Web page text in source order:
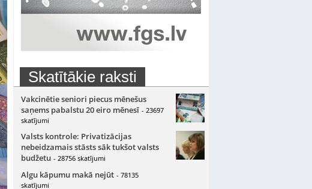
Skatītākie raksti
Vakcinētie seniori piecus mēnešus
saņems pabalstu 20 eiro mēnesī - 23697
skatījumi
Valsts kontrole: Privatizācijas
nebeidzamais stāsts sāk tukšot valsts
budžetu - 28756 skatījumi
Algu kāpumu makā nejūt - 78135
skatījumi